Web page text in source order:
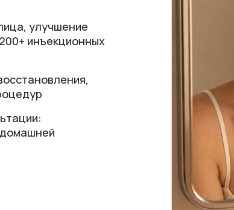
улучшение
инъекционных